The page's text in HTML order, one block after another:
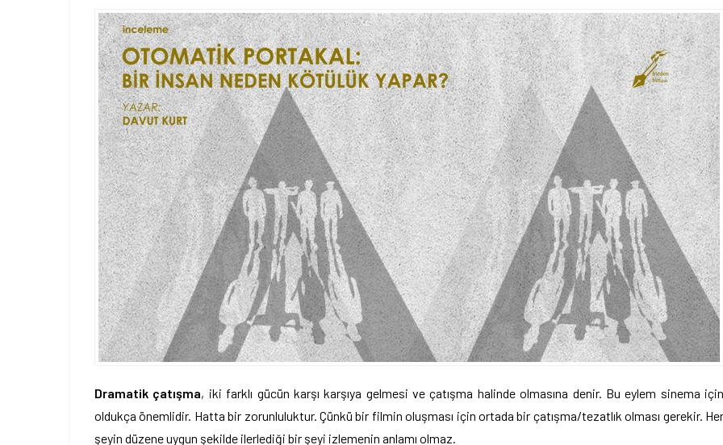
Dramatik çatışma, iki farklı gücün karşı karşıya gelmesi ve çatışma halinde olmasına denir. Bu eylem sinema için
oldukça önemlidir. Hatta bir zorunluluktur. Çünkü bir filmin oluşması için ortada bir çatışma/tezatlık olması gerekir. Her
şeyin düzene uygun şekilde ilerlediği bir şeyi izlemenin anlamı olmaz.